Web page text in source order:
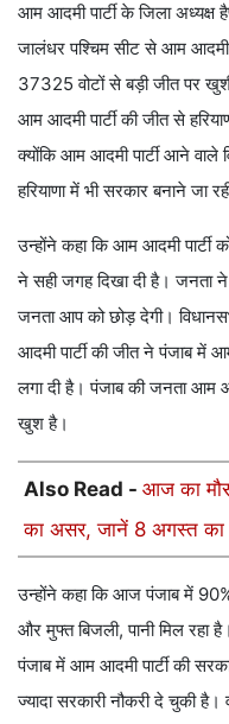
आम आदमी पार्टी के जिला अध्यक्ष
जालंधर पश्चिम सीट से आम आदमी
37325 वोटों से बड़ी जीत पर
आम आदमी पार्टी की जीत से
क्योंकि आम आदमी पार्टी आने वाले
हरियाणा में भी सरकार बनाने जा
उन्होंने कहा कि आम आदमी पार्टी
ने सही जगह दिखा दी है। जनता
जनता आप को छोड़ देगी।
आदमी पार्टी की जीत ने पंजाब में
लगा दी है। पंजाब की जनता आम
खुश है।
Also Read - आज का
का असर, जानें 8 अगस्त
उन्होंने कहा कि आज पंजाब में
और मुफ्त बिजली, पानी मिल
पंजाब में आम आदमी पार्टी की
ज्यादा सरकारी नौकरी दे चुकी